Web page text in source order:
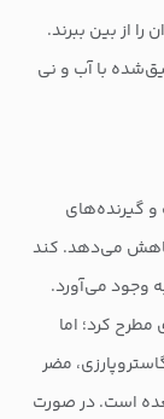
از بین ببرند.
با آب و نی
گیرنده‌های
کاهش می‌دهد. کند
وجود می‌آورد.
کرد؛ اما
مضر
است. در صورت